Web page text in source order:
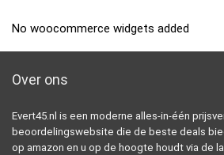
No woocommerce widgets added
Over ons
Evert45.nl is een moderne alles-in-één
beoordelingswebsite die de beste deals
op amazon en u op de hoogte houdt via de